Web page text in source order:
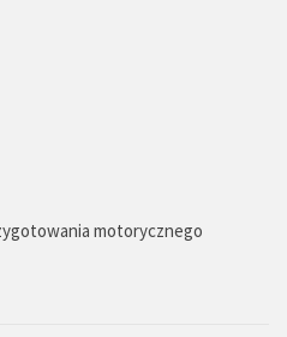
motorycznego